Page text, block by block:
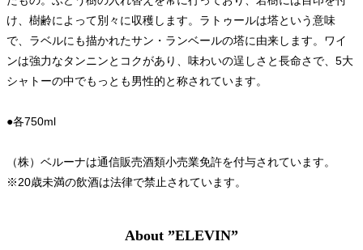
け、樹齢によって別々に収穫します。ラトゥールは塔という意味
で、ラベルにも描かれたサン・ランベールの塔に由来します。ワイ
ンは強力なタンニンとコクがあり、味わいの逞しさと長命さで、5大
シャトーの中でもっとも男性的と称されています。
●各750ml
（株）ベルーナは通信販売酒類小売業免許を付与されています。
※20歳未満の飲酒は法律で禁止されています。
About ”ELEVIN”